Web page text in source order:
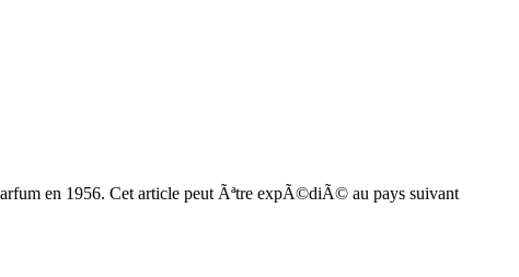
en 1956. Cet article peut Ãªtre expÃ©diÃ© au pays suivant